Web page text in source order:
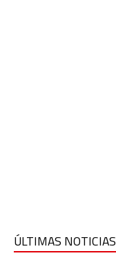
ÚLTIMAS NOTICIAS